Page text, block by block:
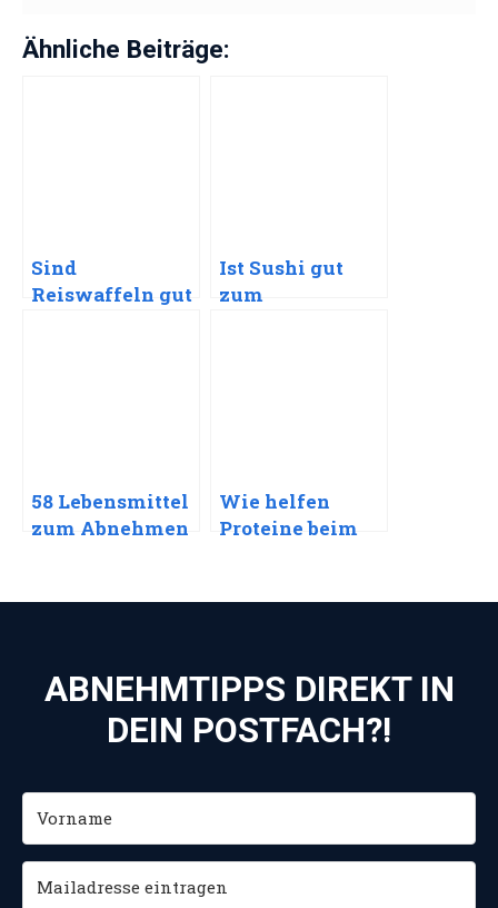
Ähnliche Beiträge:
Sind
Reiswaffeln gut
Ist Sushi gut
zum
58 Lebensmittel
zum Abnehmen
Wie helfen
Proteine beim
durch Proteine
ABNEHMTIPPS DIREKT IN
DEIN POSTFACH?!